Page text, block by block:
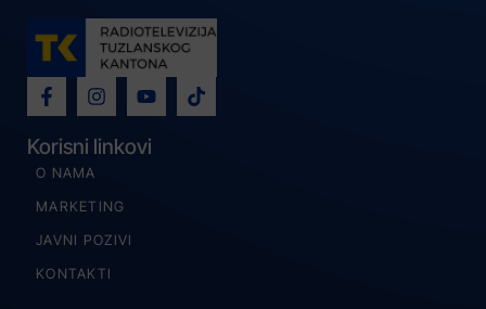
Korisni linkovi
O NAMA
MARKETING
JAVNI POZIVI
KONTAKTI